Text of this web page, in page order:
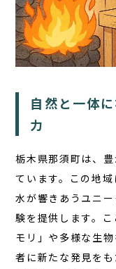
自然と一体
力
栃木県那須町は、
ています。この地
水が響きあうユニ
験を提供します。
モリ」や多様な生
者に新たな発見を